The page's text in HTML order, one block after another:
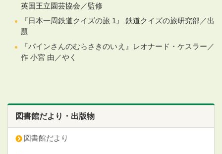
英国王立園芸協会／監修
『日本一周鉄道クイズの旅 1』 鉄道クイズの旅研究部／出
題
『パインさんのむらさきのいえ』レオナード・ケスラー／
作 小宮 由／やく
図書館だより・出版物
図書館だより